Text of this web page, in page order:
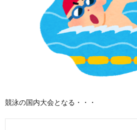
競泳の国内大会となる・・・